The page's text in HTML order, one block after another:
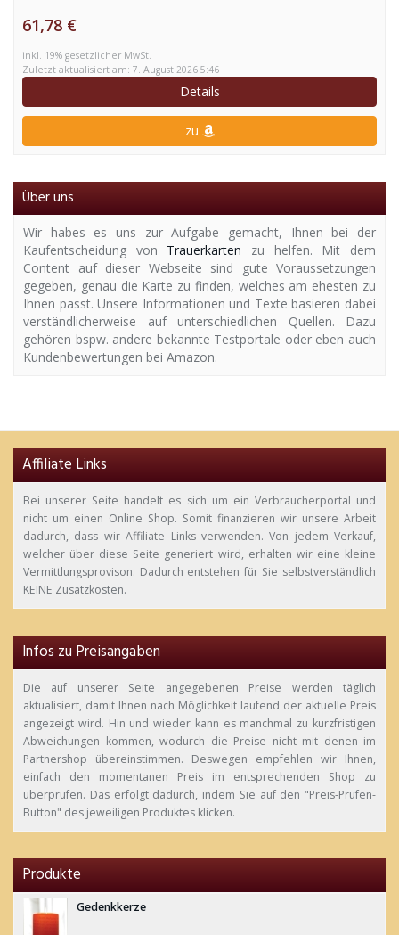
61,78 €
inkl. 19% gesetzlicher MwSt.
Zuletzt aktualisiert am: 7. August 2026 5:46
Details
zu
Über uns
Wir habes es uns zur Aufgabe gemacht, Ihnen bei der
Kaufentscheidung von Trauerkarten zu helfen. Mit dem
Content auf dieser Webseite sind gute Voraussetzungen
gegeben, genau die Karte zu finden, welches am ehesten zu
Ihnen passt. Unsere Informationen und Texte basieren dabei
verständlicherweise auf unterschiedlichen Quellen. Dazu
gehören bspw. andere bekannte Testportale oder eben auch
Kundenbewertungen bei Amazon.
Affiliate Links
Bei unserer Seite handelt es sich um ein Verbraucherportal und
nicht um einen Online Shop. Somit finanzieren wir unsere Arbeit
dadurch, dass wir Affiliate Links verwenden. Von jedem Verkauf,
welcher über diese Seite generiert wird, erhalten wir eine kleine
Vermittlungsprovison. Dadurch entstehen für Sie selbstverständlich
KEINE Zusatzkosten.
Infos zu Preisangaben
Die auf unserer Seite angegebenen Preise werden täglich
aktualisiert, damit Ihnen nach Möglichkeit laufend der aktuelle Preis
angezeigt wird. Hin und wieder kann es manchmal zu kurzfristigen
Abweichungen kommen, wodurch die Preise nicht mit denen im
Partnershop übereinstimmen. Deswegen empfehlen wir Ihnen,
einfach den momentanen Preis im entsprechenden Shop zu
überprüfen. Das erfolgt dadurch, indem Sie auf den "Preis-Prüfen-
Button" des jeweiligen Produktes klicken.
Produkte
Gedenkkerze